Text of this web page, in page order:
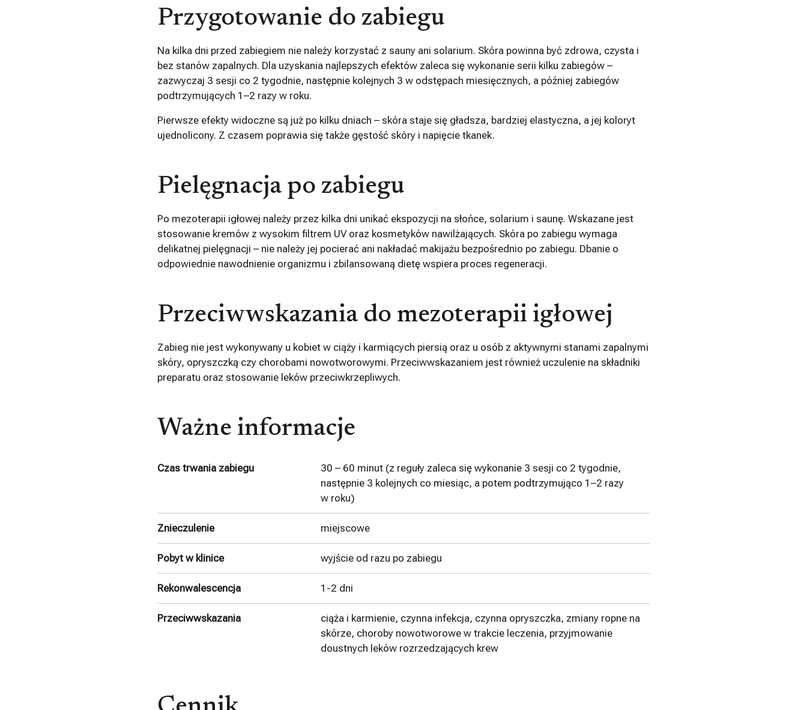
Przygotowanie do zabiegu
Na kilka dni przed zabiegiem nie należy korzystać z sauny ani solarium. Skóra powinna być zdrowa, czysta i
bez stanów zapalnych. Dla uzyskania najlepszych efektów zaleca się wykonanie serii kilku zabiegów –
zazwyczaj 3 sesji co 2 tygodnie, następnie kolejnych 3 w odstępach miesięcznych, a później zabiegów
podtrzymujących 1–2 razy w roku.
Pierwsze efekty widoczne są już po kilku dniach – skóra staje się gładsza, bardziej elastyczna, a jej koloryt
ujednolicony. Z czasem poprawia się także gęstość skóry i napięcie tkanek.
Pielęgnacja po zabiegu
Po mezoterapii igłowej należy przez kilka dni unikać ekspozycji na słońce, solarium i saunę. Wskazane jest
stosowanie kremów z wysokim filtrem UV oraz kosmetyków nawilżających. Skóra po zabiegu wymaga
delikatnej pielęgnacji – nie należy jej pocierać ani nakładać makijażu bezpośrednio po zabiegu. Dbanie o
odpowiednie nawodnienie organizmu i zbilansowaną dietę wspiera proces regeneracji.
Przeciwwskazania do mezoterapii igłowej
Zabieg nie jest wykonywany u kobiet w ciąży i karmiących piersią oraz u osób z aktywnymi stanami zapalnymi
skóry, opryszczką czy chorobami nowotworowymi. Przeciwwskazaniem jest również uczulenie na składniki
preparatu oraz stosowanie leków przeciwkrzepliwych.
Ważne informacje
Czas trwania zabiegu
30 – 60 minut (z reguły zaleca się wykonanie 3 sesji co 2 tygodnie,
następnie 3 kolejnych co miesiąc, a potem podtrzymująco 1–2 razy
w roku)
Znieczulenie miejscowe
Pobyt w klinice wyjście od razu po zabiegu
Rekonwalescencja 1-2 dni
Przeciwwskazania
ciąża i karmienie, czynna infekcja, czynna opryszczka, zmiany ropne na
skórze, choroby nowotworowe w trakcie leczenia, przyjmowanie
doustnych leków rozrzedzających krew